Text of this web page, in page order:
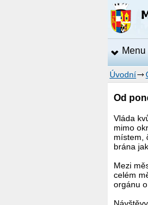
Menu
Úvodní
Od
Vláda
mimo
místem,
brána
Mezi
celém
orgánu